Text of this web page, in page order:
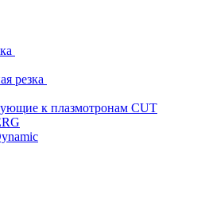
резка
к плазмотронам CUT